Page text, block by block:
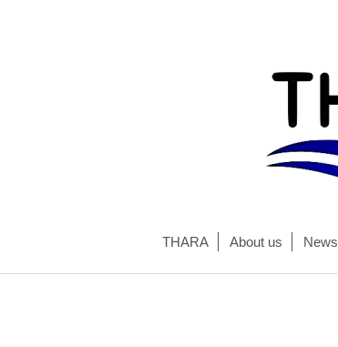
THARA About us News